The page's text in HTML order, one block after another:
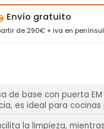
Envío gratuito
de 290€ + iva en
de base con puerta EM
es ideal para cocinas
la limpieza,